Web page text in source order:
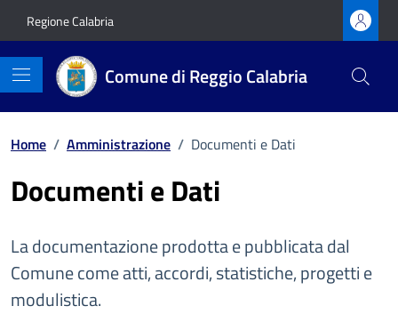
Regione Calabria
Comune di Reggio Calabria
Home / Amministrazione / Documenti e Dati
Documenti e Dati
La documentazione prodotta e pubblicata dal
Comune come atti, accordi, statistiche, progetti e
modulistica.